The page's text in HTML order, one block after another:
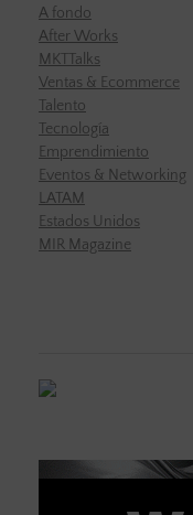
A fondo
After Works
MKTTalks
Ventas & Ecommerce
Talento
Tecnología
Emprendimiento
Eventos & Networking
LATAM
Estados Unidos
MIR Magazine